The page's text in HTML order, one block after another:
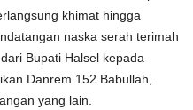
khimat hingga
naska serah terimah
Bupati Halsel kepada
Danrem 152 Babullah,
yang lain.